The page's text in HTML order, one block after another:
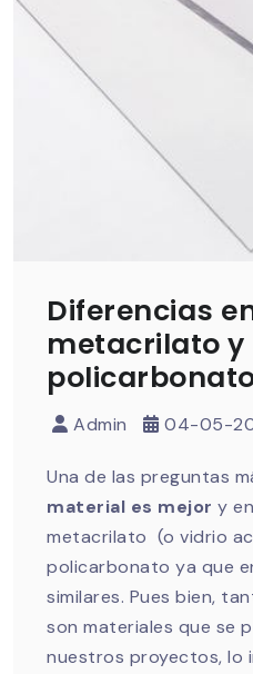
Diferencias
metacrilato y
Admin 04-05-
Una de las preguntas
material es mejor y
metacrilato (o vidrio
policarbonato ya que
similares. Pues bien,
son materiales que se
nuestros proyectos, lo